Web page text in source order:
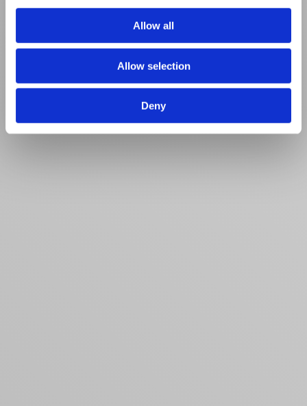
Allow all
Allow selection
Deny